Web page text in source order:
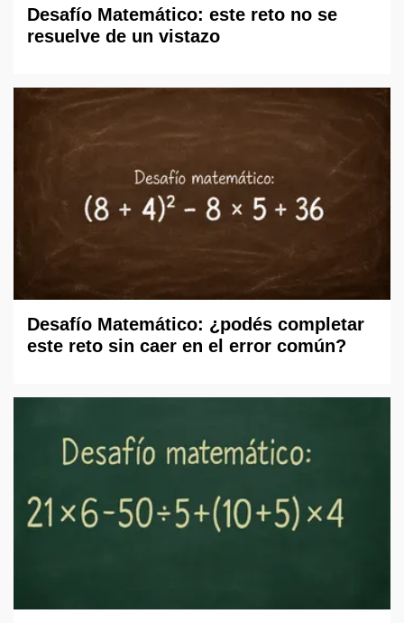
Desafío Matemático: este reto no se
resuelve de un vistazo
Desafío Matemático: ¿podés completar
este reto sin caer en el error común?